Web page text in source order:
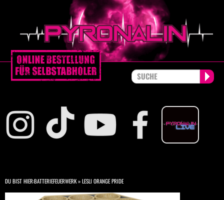
DU BIST HIER:BATTERIEFEUERWERK»LESLI ORANGE PRIDE